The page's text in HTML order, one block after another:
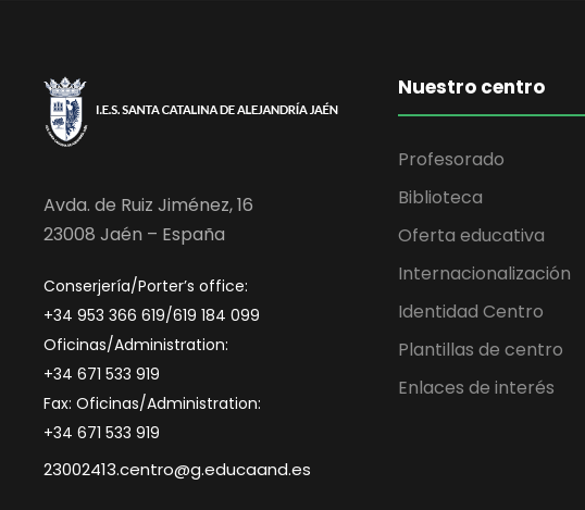
Avda. de Ruiz Jiménez, 16
23008 Jaén – España
Conserjería/Porter’s office:
+34 953 366 619/619 184 099
Oficinas/Administration:
+34 671 533 919
Fax: Oficinas/Administration:
+34 671 533 919
23002413.centro@g.educaand.es
Nuestro centro
Profesorado
Biblioteca
Oferta educativa
Internacionalización
Identidad Centro
Plantillas de centro
Enlaces de interés